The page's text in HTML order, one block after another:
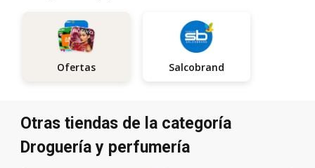
Ofertas Salcobrand
Otras tiendas de la categoría
Droguería y perfumería